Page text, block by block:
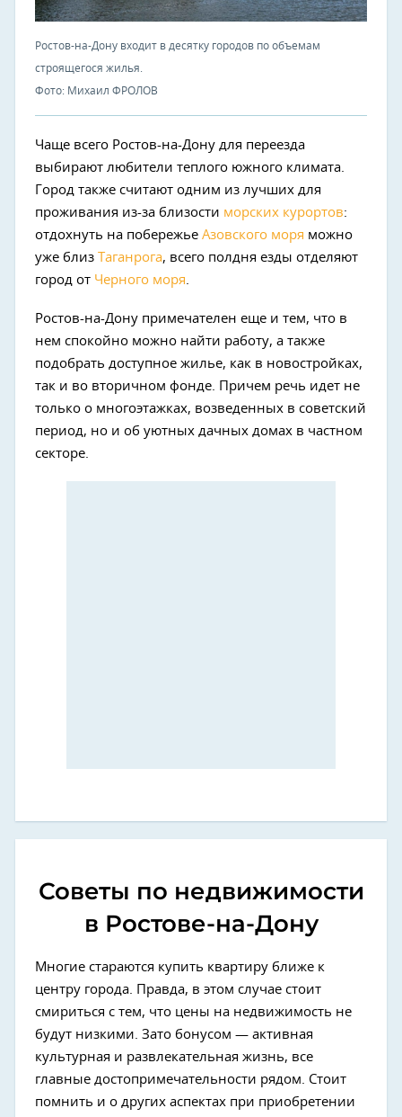
Ростов-на-Дону входит в десятку городов по объемам
строящегося жилья.
Фото: Михаил ФРОЛОВ
Чаще всего Ростов-на-Дону для переезда
выбирают любители теплого южного климата.
Город также считают одним из лучших для
проживания из-за близости морских курортов:
отдохнуть на побережье Азовского моря можно
уже близ
Таганрога, всего полдня езды отделяют
город от Черного моря.
Ростов-на-Дону примечателен еще и тем, что в
нем спокойно можно найти работу, а также
подобрать доступное жилье, как в новостройках,
так и во вторичном фонде. Причем речь идет не
только о многоэтажках, возведенных в советский
период, но и об уютных дачных домах в частном
секторе.
Советы по недвижимости
в Ростове-на-Дону
Многие стараются купить квартиру ближе к
центру города. Правда, в этом случае стоит
смириться с тем, что цены на недвижимость не
будут низкими. Зато бонусом — активная
культурная и развлекательная жизнь, все
главные достопримечательности рядом. Стоит
помнить и о других аспектах при приобретении